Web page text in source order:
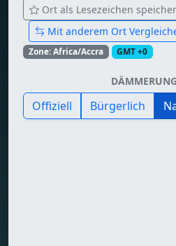
Ort als Lesezeichen
Mit anderem Ort
Zone: Africa/Accra GMT +0
Offiziell Bürgerlich